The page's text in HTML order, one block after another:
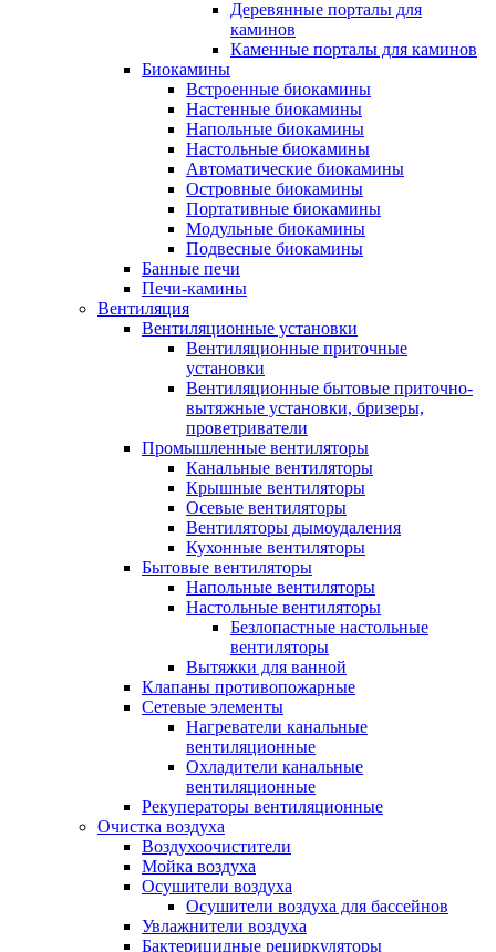
Деревянные порталы для
каминов
Каменные порталы для каминов
Биокамины
Встроенные биокамины
Настенные биокамины
Напольные биокамины
Настольные биокамины
Автоматические биокамины
Островные биокамины
Портативные биокамины
Модульные биокамины
Подвесные биокамины
Банные печи
Печи-камины
Вентиляция
Вентиляционные установки
Вентиляционные приточные
установки
Вентиляционные бытовые приточно-
вытяжные установки, бризеры,
проветриватели
Промышленные вентиляторы
Канальные вентиляторы
Крышные вентиляторы
Осевые вентиляторы
Вентиляторы дымоудаления
Кухонные вентиляторы
Бытовые вентиляторы
Напольные вентиляторы
Настольные вентиляторы
Безлопастные настольные
вентиляторы
Вытяжки для ванной
Клапаны противопожарные
Сетевые элементы
Нагреватели канальные
вентиляционные
Охладители канальные
вентиляционные
Рекуператоры вентиляционные
Очистка воздуха
Воздухоочистители
Мойка воздуха
Осушители воздуха
Осушители воздуха для бассейнов
Увлажнители воздуха
Бактерицидные рециркуляторы